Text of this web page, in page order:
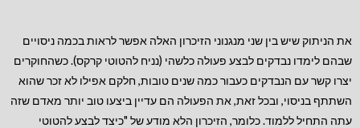
את הניתוק שיש בין שני מנגנוני הזיכרון האלה אפשר לראות בכמה ניסויים
שבהם לימדו נבדקים לבצע פעולה כלשהי (נניח להטוטי קרקס). כשהחוקרים
יצרו קשר עם הנבדקים כעבור כמה שנים טובות, חלקם אפילו לא זכר שהוא
השתתף בניסוי, ובכל זאת, את הפעולה הם עדיין ביצעו טוב יותר מאדם שזה
עתה התחיל ללמוד. כלומר, הזיכרון הלא מודע של "כיצד לבצע להטוטי